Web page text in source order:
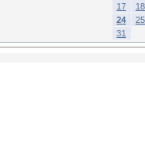
17
18
24
25
31